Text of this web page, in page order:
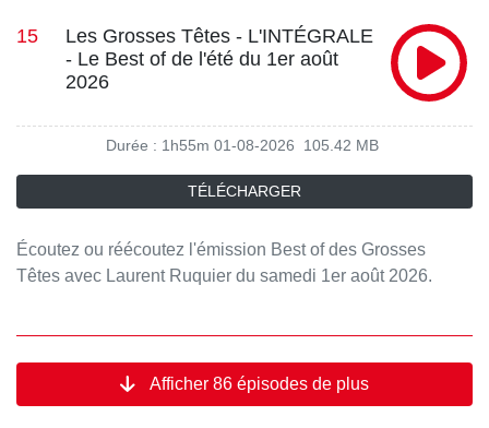
15
Les Grosses Têtes - L'INTÉGRALE
- Le Best of de l'été du 1er août
2026
Durée : 1h55m 01-08-2026 105.42 MB
TÉLÉCHARGER
Écoutez ou réécoutez l'émission Best of des Grosses
Têtes avec Laurent Ruquier du samedi 1er août 2026.
Afficher 86 épisodes de plus